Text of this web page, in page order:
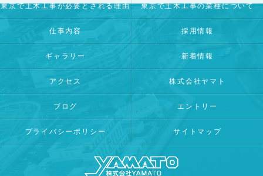
東京で土木工事が必要とされる理由 東京で土木工事の業種について
仕事内容 採用情報
ギャラリー 新着情報
アクセス 株式会社ヤマト
ブログ エントリー
プライバシーポリシー サイトマップ